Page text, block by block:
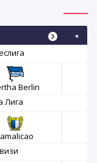
Berlin
Лига